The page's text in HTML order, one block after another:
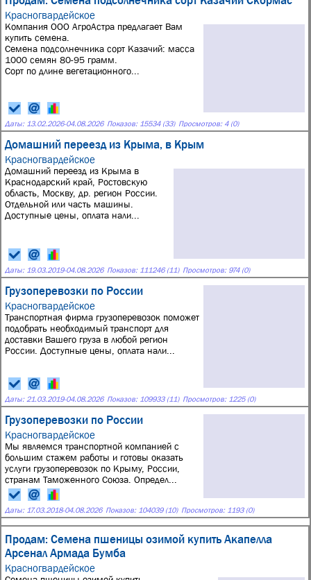
Красногвардейское
Компания ООО АгроАстра предлагает Вам
купить семена.
Семена подсолнечника сорт Казачий: масса
1000 семян 80-95 грамм.
Сорт по длине вегетационного...
Даты: 13.02.2026-04.08.2026 Показов: 15534 (33) Просмотров: 4 (0)
Домашний переезд из Крыма, в Крым
Красногвардейское
Домашний переезд из Крыма в
Краснодарский край, Ростовскую
область, Москву, др. регион России.
Отдельной или часть машины.
Доступные цены, оплата нали...
Даты: 19.03.2019-04.08.2026 Показов: 111246 (11) Просмотров: 974 (0)
Грузоперевозки по России
Красногвардейское
Транспортная фирма грузоперевозок поможет
подобрать необходимый транспорт для
доставки Вашего груза в любой регион
России. Доступные цены, оплата нали...
Даты: 21.03.2019-04.08.2026 Показов: 109933 (11) Просмотров: 1225 (0)
Грузоперевозки по России
Красногвардейское
Мы являемся транспортной компанией с
большим стажем работы и готовы оказать
услуги грузоперевозок по Крыму, России,
странам Таможенного Союза. Определ...
Даты: 17.03.2018-04.08.2026 Показов: 104039 (10) Просмотров: 1193 (0)
Продам: Семена пшеницы озимой купить Акапелла
Арсенал Армада Бумба
Красногвардейское